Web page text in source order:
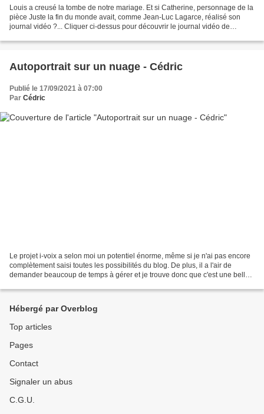
Louis a creusé la tombe de notre mariage. Et si Catherine, personnage de la
pièce Juste la fin du monde avait, comme Jean-Luc Lagarce, réalisé son
journal vidéo ?... Cliquer ci-dessus pour découvrir le journal vidéo de
Autoportrait sur un nuage - Cédric
Publié le 17/09/2021 à 07:00
Par Cédric
Le projet i-voix a selon moi un potentiel énorme, même si je n'ai pas encore
complètement saisi toutes les possibilités du blog. De plus, il a l'air de
demander beaucoup de temps à gérer et je trouve donc que c'est une belle
Hébergé par Overblog
Top articles
Pages
Contact
Signaler un abus
C.G.U.